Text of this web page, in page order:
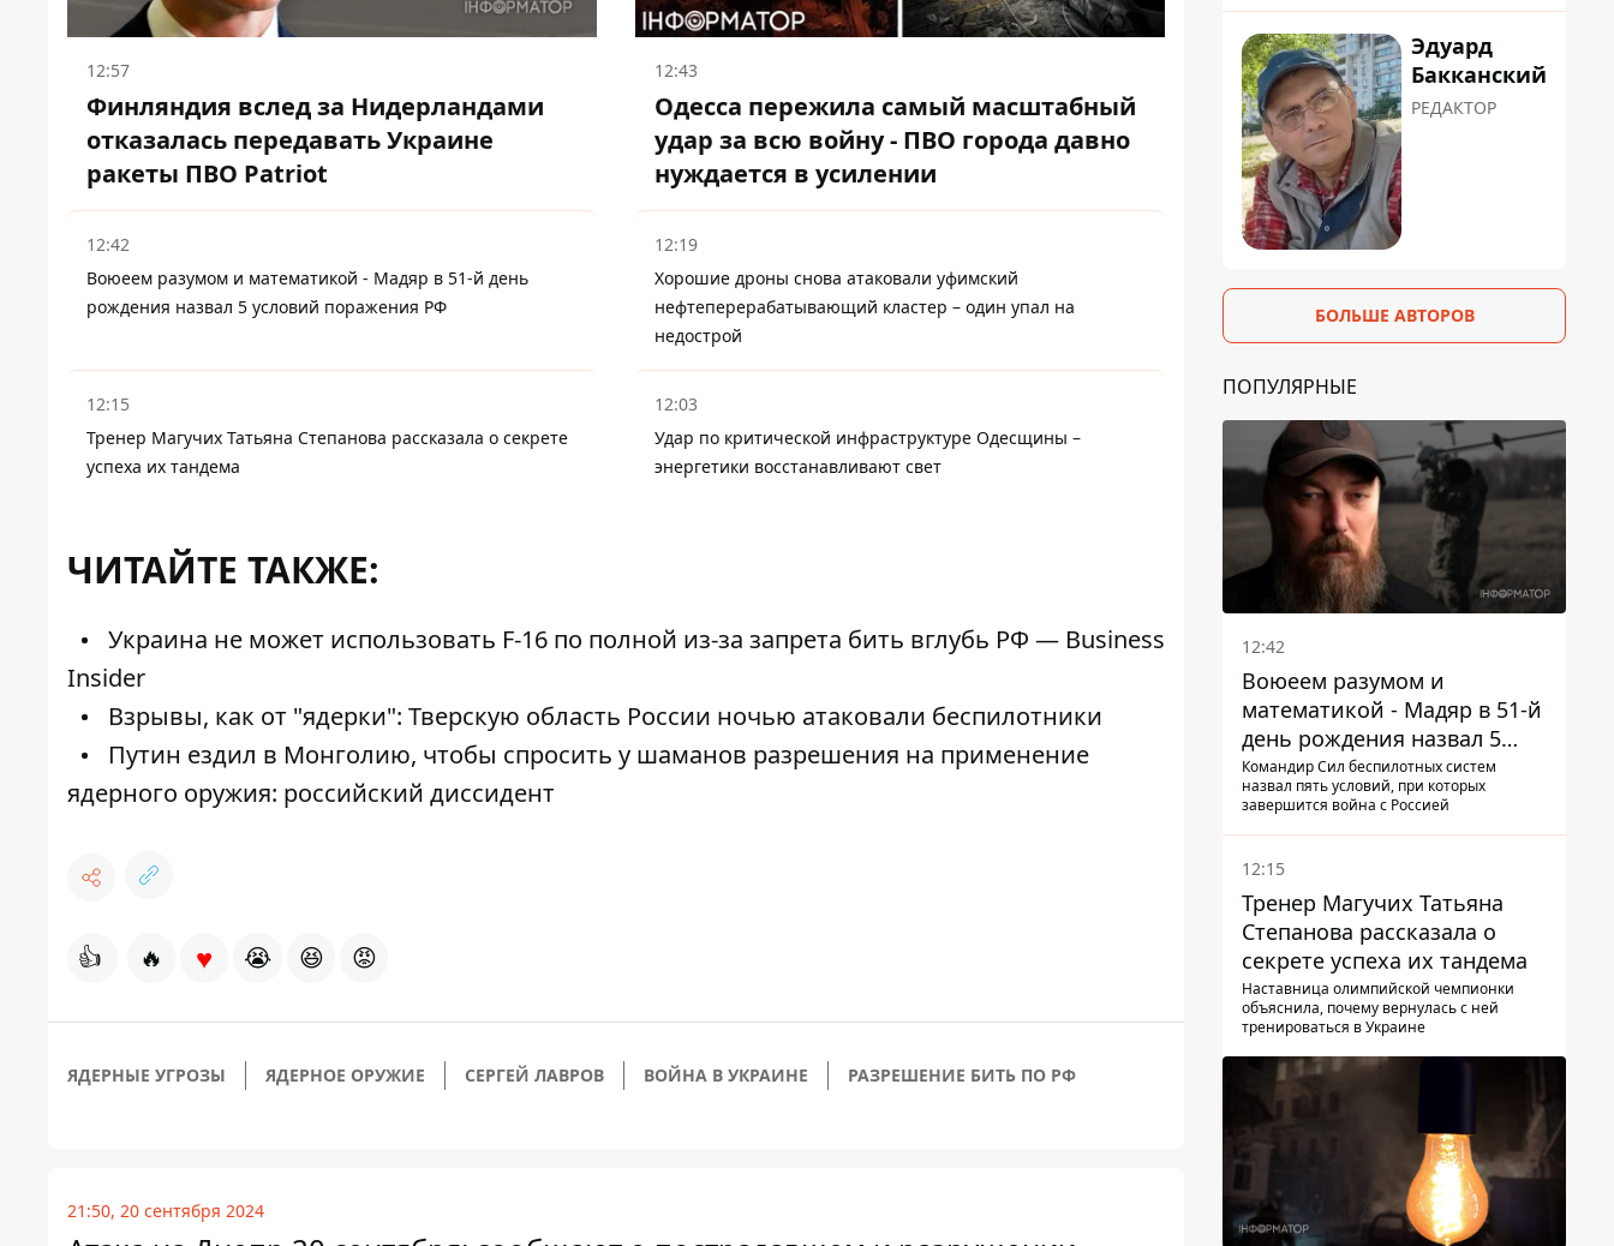
12:57
Финляндия вслед за Нидерландами
отказалась передавать Украине
ракеты ПВО Patriot
12:43
Одесса пережила самый масштабный
удар за всю войну - ПВО города давно
нуждается в усилении
12:42
Воюеем разумом и математикой - Мадяр в 51-й день
рождения назвал 5 условий поражения РФ
12:19
Хорошие дроны снова атаковали уфимский
нефтеперерабатывающий кластер – один упал на
недострой
12:15
Тренер Магучих Татьяна Степанова рассказала о секрете
успеха их тандема
12:03
Удар по критической инфраструктуре Одесщины –
энергетики восстанавливают свет
ЧИТАЙТЕ ТАКЖЕ:
Украина не может использовать F-16 по полной из-за запрета бить вглубь РФ — Business
Insider
Взрывы, как от "ядерки": Тверскую область России ночью атаковали беспилотники
Путин ездил в Монголию, чтобы спросить у шаманов разрешения на применение
ядерного оружия: российский диссидент
👍 🔥 ♥ 😭 😆 😡
ЯДЕРНЫЕ УГРОЗЫ ЯДЕРНОЕ ОРУЖИЕ СЕРГЕЙ ЛАВРОВ ВОЙНА В УКРАИНЕ РАЗРЕШЕНИЕ БИТЬ ПО РФ
21:50, 20 сентября 2024
Эдуард
Бакканский
РЕДАКТОР
БОЛЬШЕ АВТОРОВ
ПОПУЛЯРНЫЕ
12:42
Воюеем разумом и
математикой - Мадяр в 51-й
день рождения назвал 5
условий поражения РФ
Командир Сил беспилотных систем
назвал пять условий, при которых
завершится война с Россией
12:15
Тренер Магучих Татьяна
Степанова рассказала о
секрете успеха их тандема
Наставница олимпийской чемпионки
объяснила, почему вернулась с ней
тренироваться в Украине